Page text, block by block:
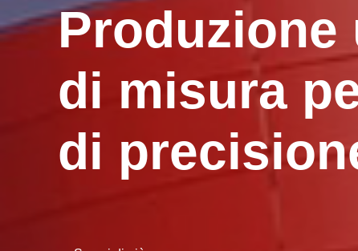
di misura
di